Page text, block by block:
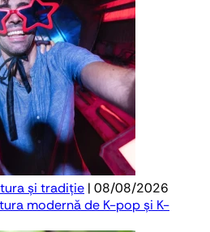
și tradiție | 08/08/2026
modernă de K-pop și K-